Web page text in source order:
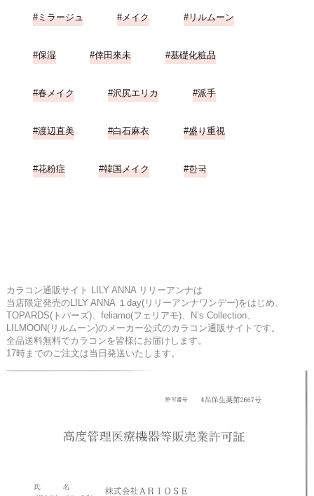
ミラージュ メイク リルムーン
保湿 倖田來未 基礎化粧品
春メイク 沢尻エリカ 派手
渡辺直美 白石麻衣 盛り重視
花粉症 韓国メイク 한국
カラコン通販サイト LILY ANNA リリーアンナは
当店限定発売のLILY ANNA １day(リリーアンナワンデー)をはじめ、
TOPARDS(トパーズ)、feliamo(フェリアモ)、N’s Collection、
LILMOON(リルムーン)のメーカー公式のカラコン通販サイトです。
全品送料無料でカラコンを皆様にお届けします。
17時までのご注文は当日発送いたします。